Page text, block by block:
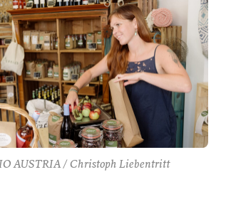
AUSTRIA / Christoph Liebentritt